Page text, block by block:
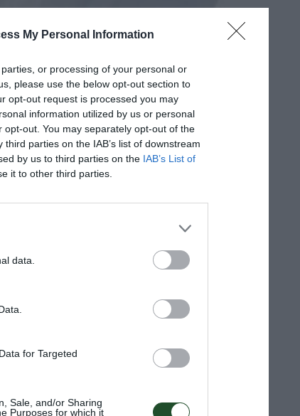
My Personal Information
or processing of your personal or
please use the below opt-out section to
opt-out request is processed you may
information utilized by us or personal
out. You may separately opt-out of the
parties on the IAB’s list of downstream
by us to third parties on the IAB’s List of
it to other third parties.
data.
for Targeted
Sale, and/or Sharing
Purposes for which it